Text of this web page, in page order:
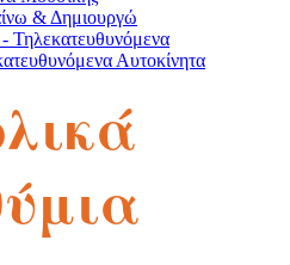
& Δημιουργώ
Τηλεκατευθυνόμενα
Αυτοκίνητα
του Ρούμπικ